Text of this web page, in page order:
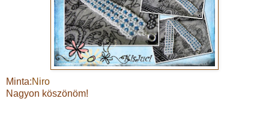
Minta:Niro
Nagyon köszönöm!